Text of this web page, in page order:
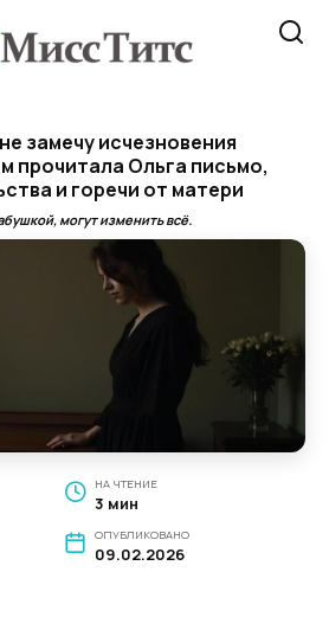
замечу исчезновения
прочитала Ольга письмо,
и горечи от матери
могут изменить всё.
НА ЧТЕНИЕ
3 мин
ОПУБЛИКОВАНО
09.02.2026